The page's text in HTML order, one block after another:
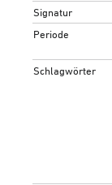
Signatur
Periode
Schlagwörter